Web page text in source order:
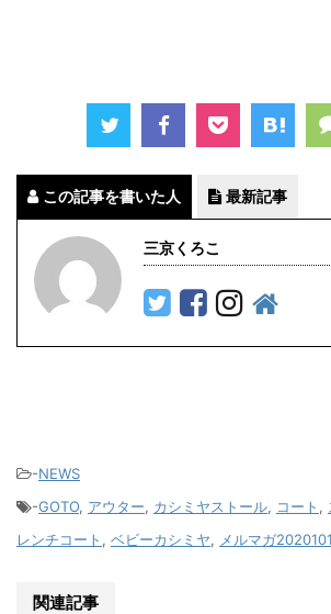
この記事を書いた人 最新記事
三京くろこ
-NEWS
-GOTO, アウター, カシミヤストール, コート ,
レンチコート , ベビーカシミヤ, メルマガ
関連記事